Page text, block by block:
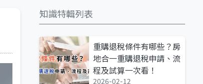
知識特輯列表
重購退稅條件有哪些？房
地合一重購退稅申請、流
程及試算一次看！
2026-02-12